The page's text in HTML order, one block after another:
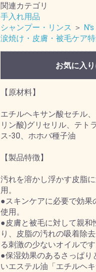
関連カテゴリ
手入れ用品
シャンプー・リンス ＞
涙焼け・皮膚・被毛ケア
お気に入
【原材料】
エチルヘキサン酸セチル
リン酸)グリセリル、テト
ス-30、ホホバ種子油
【製品特徴】
汚れを溶かし浮かす皮脂
用。
●スキンケアに必要で効果
使用。
●皮膚と被毛に対して親和
り、皮脂の汚れの吸着除
る刺激の少ないオイルです
●保湿効果のあるさっぱり
いエステル油「エチルヘキ